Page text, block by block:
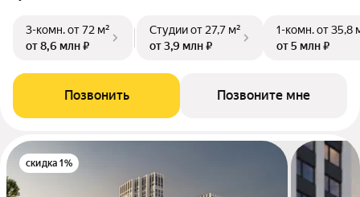
3-комн.от 72 м²
от 8,6 млн ₽
Студииот 27,7 м²
от 3,9 млн ₽
1-комн.от 35,8
от 5 млн ₽
Позвонить Позвоните мне
скидка 1%